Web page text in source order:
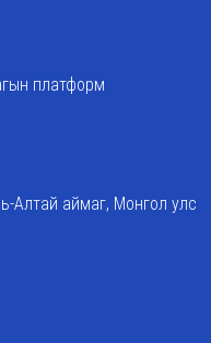
платформ
Алтай аймаг, Монгол улс